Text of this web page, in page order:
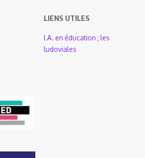
LIENS UTILES
I.A. en éducation ; les
ludoviales